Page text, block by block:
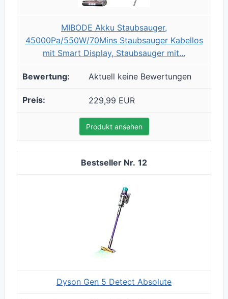
MIBODE Akku Staubsauger,
45000Pa/550W/70Mins Staubsauger Kabellos
mit Smart Display, Staubsauger mit...
Aktuell keine Bewertungen
229,99 EUR
Produkt ansehen
12
Dyson Gen 5 Detect Absolute